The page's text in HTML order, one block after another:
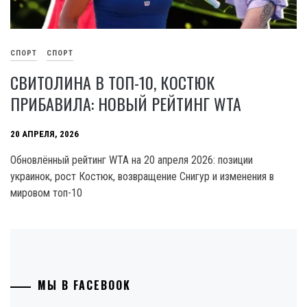
СПОРТ СПОРТ
СВИТОЛИНА В ТОП-10, КОСТЮК
ПРИБАВИЛА: НОВЫЙ РЕЙТИНГ WTA
20 АПРЕЛЯ, 2026
Обновлённый рейтинг WTA на 20 апреля 2026: позиции
украинок, рост Костюк, возвращение Снигур и изменения в
мировом топ-10
МЫ В FACEBOOK